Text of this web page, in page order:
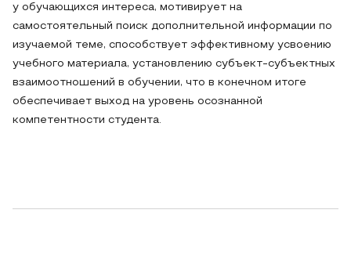
у обучающихся интереса, мотивирует на
самостоятельный поиск дополнительной информации по
изучаемой теме, способствует эффективному усвоению
учебного материала, установлению субъект-субъектных
взаимоотношений в обучении, что в конечном итоге
обеспечивает выход на уровень осознанной
компетентности студента.